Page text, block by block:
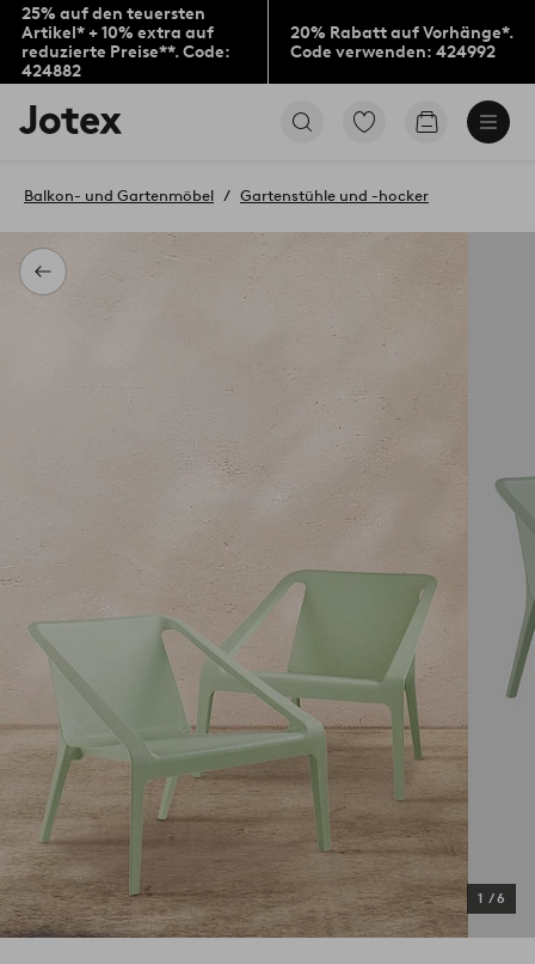
25% auf den teuersten
Artikel* + 10% extra auf
reduzierte Preise**. Code:
424882
20% Rabatt auf Vorhänge*.
Code verwenden: 424992
Jotex-
Logo
Startseite
Zu
Favoriten
Produkten
Zum
Zurück
Balkon- und Gartenmöbel Gartenstühle und -hocker
1 /6